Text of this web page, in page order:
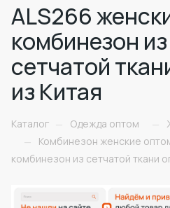
ALS266
комбинезон из
сетчатой
из Китая
Каталог — Одежда оптом —
—
Комбинезон женские
комбинезон из сетчатой ткани